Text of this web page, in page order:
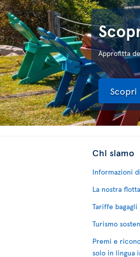
Approfitta
Chi siamo
Informazioni
La nostra flotta
Tariffe bagagli
Turismo
Premi e
solo in lingua